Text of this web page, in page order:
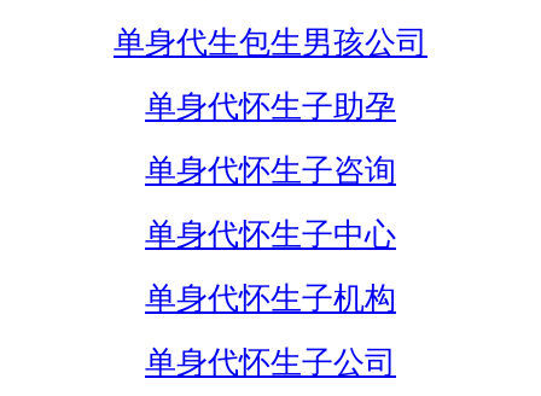
单身代生包生男孩公司
单身代怀生子助孕
单身代怀生子咨询
单身代怀生子中心
单身代怀生子机构
单身代怀生子公司